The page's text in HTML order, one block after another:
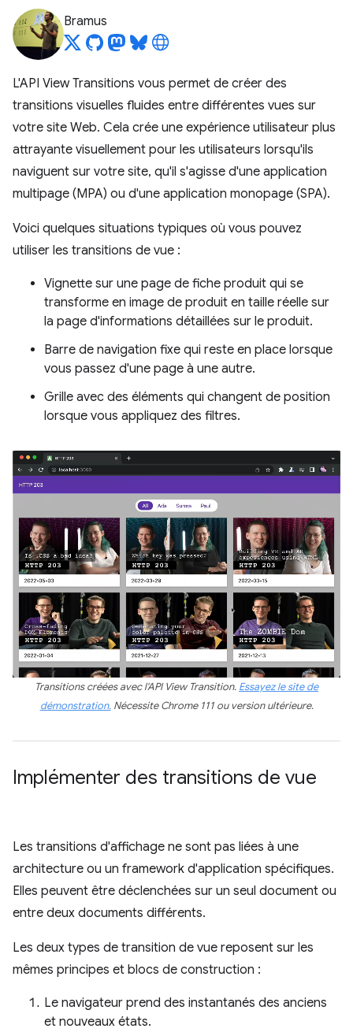
Bramus
L'API View Transitions vous permet de créer des
transitions visuelles fluides entre différentes vues sur
votre site Web. Cela crée une expérience utilisateur plus
attrayante visuellement pour les utilisateurs lorsqu'ils
naviguent sur votre site, qu'il s'agisse d'une application
multipage (MPA) ou d'une application monopage (SPA).
Voici quelques situations typiques où vous pouvez
utiliser les transitions de vue :
Vignette sur une page de fiche produit qui se
transforme en image de produit en taille réelle sur
la page d'informations détaillées sur le produit.
Barre de navigation fixe qui reste en place lorsque
vous passez d'une page à une autre.
Grille avec des éléments qui changent de position
lorsque vous appliquez des filtres.
Transitions créées avec l'API View Transition. Essayez le site de
démonstration.Nécessite Chrome 111 ou version ultérieure.
Implémenter des transitions de vue
Les transitions d'affichage ne sont pas liées à une
architecture ou un framework d'application spécifiques.
Elles peuvent être déclenchées sur un seul document ou
entre deux documents différents.
Les deux types de transition de vue reposent sur les
mêmes principes et blocs de construction :
Le navigateur prend des instantanés des anciens
et nouveaux états.